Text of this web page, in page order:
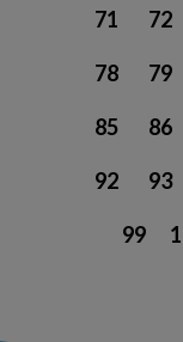
71 72
78 79
85 86
92 93
99